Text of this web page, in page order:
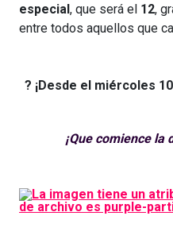
especial, que será el 12,
entre todos aquellos que
? ¡Desde el miércoles
¡Que comience la